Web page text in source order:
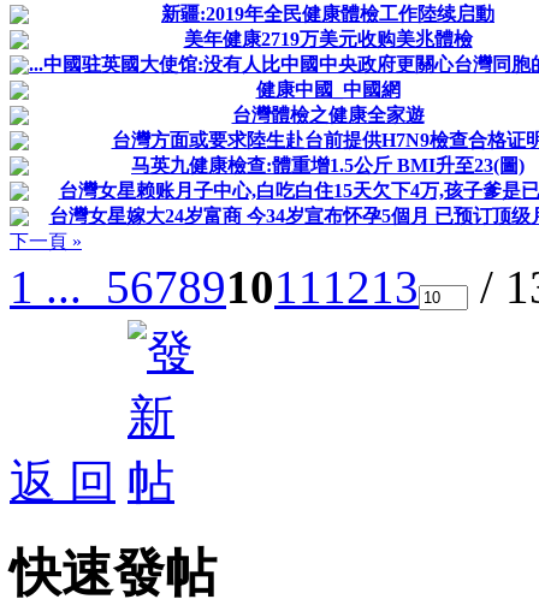
新疆:2019年全民健康體檢工作陸续启動
美年健康2719万美元收购美兆體檢
...中國驻英國大使馆:没有人比中國中央政府更關心台灣同胞
健康中國_中國網
台灣體檢之健康全家遊
台灣方面或要求陸生赴台前提供H7N9檢查合格证
马英九健康檢查:體重增1.5公斤 BMI升至23(圖)
台灣女星赖账月子中心,白吃白住15天欠下4万,孩子爹是
台灣女星嫁大24岁富商 今34岁宣布怀孕5個月 已预订顶级
下一頁 »
1 ... 5678910111213 /
返 回
快速發帖